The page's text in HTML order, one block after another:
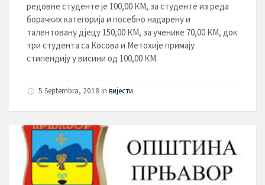
редовне студенте је 100,00 КМ, за студенте из реда
борачких категорија и посебно надарену и
талентовану дјецу 150,00 КМ, за ученике 70,00 КМ, док
три студента са Косова и Метохије примају
стипендију у висини од 100,00 КМ.
5 Septembra, 2018 in вијести